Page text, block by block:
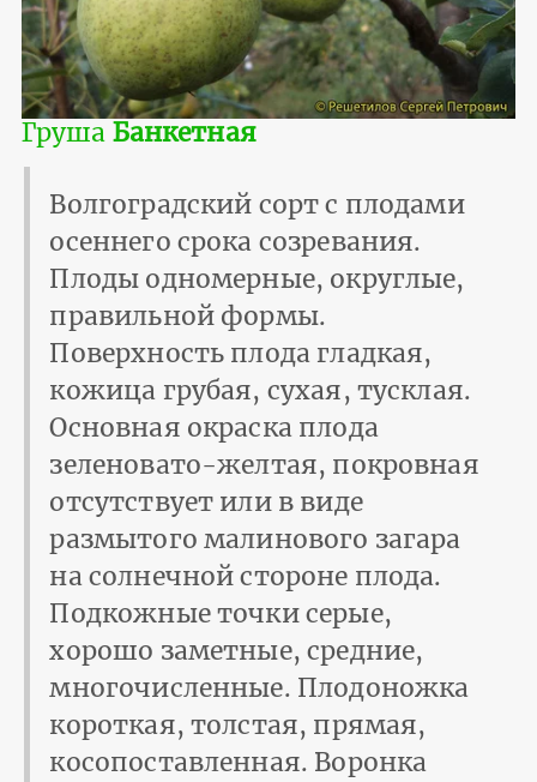
Груша Банкетная
Волгоградский сорт с плодами
осеннего срока созревания.
Плоды одномерные, округлые,
правильной формы.
Поверхность плода гладкая,
кожица грубая, сухая, тусклая.
Основная окраска плода
зеленовато-желтая, покровная
отсутствует или в виде
размытого малинового загара
на солнечной стороне плода.
Подкожные точки серые,
хорошо заметные, средние,
многочисленные. Плодоножка
короткая, толстая, прямая,
косопоставленная. Воронка